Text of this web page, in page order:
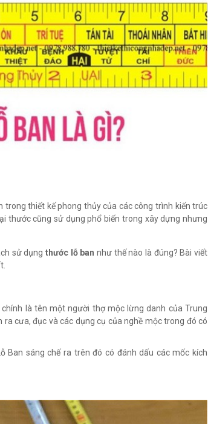
trong thiết kế phong thủy của các công trình kiến trúc
thước cũng sử dụng phổ biến trong xây dựng nhưng
sử dụngthước lỗ bannhư thế nào là đúng? Bài viết
là tên một người thợ mộc lừng danh của Trung
cưa, đục và các dụng cụ của nghề mộc trong đó có
Ban sáng chế ra trên đó có đánh dấu các mốc kích